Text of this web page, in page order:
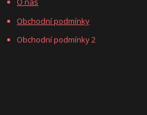
Obchodní podmínky
Obchodní podmínky 2